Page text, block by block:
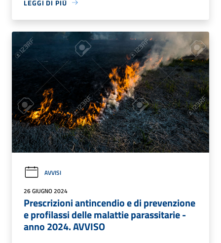
LEGGI DI PIÙ
AVVISI
26 GIUGNO 2024
Prescrizioni antincendio e di prevenzione
e profilassi delle malattie parassitarie -
anno 2024. AVVISO